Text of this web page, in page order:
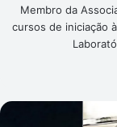
Membro da
cursos de iniciação